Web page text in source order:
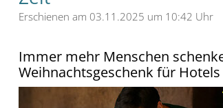
Erschienen am 03.11.2025 um 10:42 Uhr
Immer mehr Menschen
Weihnachtsgeschenk für